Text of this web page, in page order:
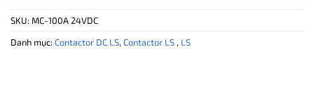
SKU: MC-100A 24VDC
Danh mục: Contactor DC LS, Contactor LS , LS